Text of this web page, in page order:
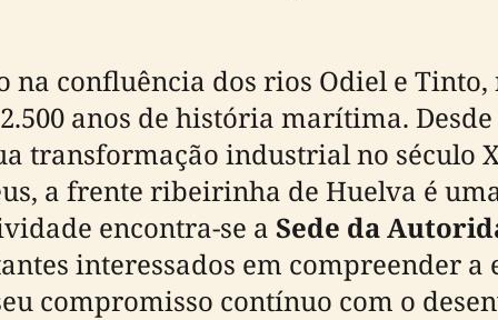
na confluência dos rios Odiel e Tinto,
anos de história marítima.
transformação industrial no século
a frente ribeirinha de Huelva é
encontra-se a Sede da
interessados em compreender a
compromisso contínuo com o